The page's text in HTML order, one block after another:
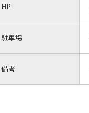
HP
駐車場
備考